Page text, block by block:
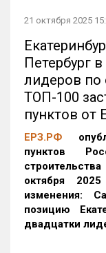
21 октября 2025
Петербург
лидеров по
ТОП-100
пунктов от
ЕРЗ.РФ
пунктов
октября
изменения:
позицию
двадцатки